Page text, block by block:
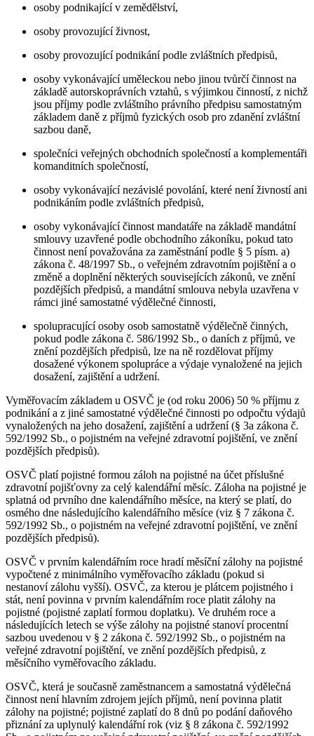
osoby podnikající v zemědělství,
osoby provozující živnost,
osoby provozující podnikání podle zvláštních předpisů,
osoby vykonávající uměleckou nebo jinou tvůrčí činnost na
základě autorskoprávních vztahů, s výjimkou činností, z nichž
jsou příjmy podle zvláštního právního předpisu samostatným
základem daně z příjmů fyzických osob pro zdanění zvláštní
sazbou daně,
společníci veřejných obchodních společností a komplementáři
komanditních společností,
osoby vykonávající nezávislé povolání, které není živností ani
podnikáním podle zvláštních předpisů,
osoby vykonávající činnost mandatáře na základě mandátní
smlouvy uzavřené podle obchodního zákoníku, pokud tato
činnost není považována za zaměstnání podle § 5 písm. a)
zákona č. 48/1997 Sb., o veřejném zdravotním pojištění a o
změně a doplnění některých souvisejících zákonů, ve znění
pozdějších předpisů, a mandátní smlouva nebyla uzavřena v
rámci jiné samostatné výdělečné činnosti,
spolupracující osoby osob samostatně výdělečně činných,
pokud podle zákona č. 586/1992 Sb., o daních z příjmů, ve
znění pozdějších předpisů, lze na ně rozdělovat příjmy
dosažené výkonem spolupráce a výdaje vynaložené na jejich
dosažení, zajištění a udržení.
Vyměřovacím základem u OSVČ je (od roku 2006) 50 % příjmu z
podnikání a z jiné samostatné výdělečné činnosti po odpočtu výdajů
vynaložených na jeho dosažení, zajištění a udržení (§ 3a zákona č.
592/1992 Sb., o pojistném na veřejné zdravotní pojištění, ve znění
pozdějších předpisů).
OSVČ platí pojistné formou záloh na pojistné na účet příslušné
zdravotní pojišťovny za celý kalendářní měsíc. Záloha na pojistné je
splatná od prvního dne kalendářního měsíce, na který se platí, do
osmého dne následujícího kalendářního měsíce (viz § 7 zákona č.
592/1992 Sb., o pojistném na veřejné zdravotní pojištění, ve znění
pozdějších předpisů).
OSVČ v prvním kalendářním roce hradí měsíční zálohy na pojistné
vypočtené z minimálního vyměřovacího základu (pokud si
nestanoví zálohu vyšší). OSVČ, za kterou je plátcem pojistného i
stát, není povinna v prvním kalendářním roce platit zálohy na
pojistné (pojistné zaplatí formou doplatku). Ve druhém roce a
následujících letech se výše zálohy na pojistné stanoví procentní
sazbou uvedenou v § 2 zákona č. 592/1992 Sb., o pojistném na
veřejné zdravotní pojištění, ve znění pozdějších předpisů, z
měsíčního vyměřovacího základu.
OSVČ, která je současně zaměstnancem a samostatná výdělečná
činnost není hlavním zdrojem jejích příjmů, není povinna platit
zálohy na pojistné; pojistné zaplatí do 8 dnů po podání daňového
přiznání za uplynulý kalendářní rok (viz § 8 zákona č. 592/1992